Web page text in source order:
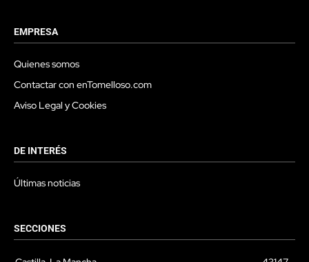
EMPRESA
Quienes somos
Contactar con enTomelloso.com
Aviso Legal y Cookies
DE INTERÉS
Últimas noticias
SECCIONES